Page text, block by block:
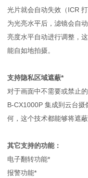
光片就会自动失效（ICR
为光亮水平后，滤镜会自
亮度水平自动进行调整，
能自如地拍摄。
支持隐私区域遮蔽*
对于画面中不需要或禁止
B-CX1000P 集成到云台
何，这个技术都能够将遮
其它支持的功能：
电子翻转功能*
报警功能*